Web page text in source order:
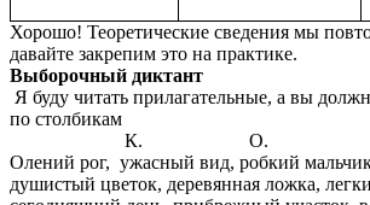
Хорошо! Теоретические сведения мы
давайте закрепим это на практике.
Выборочный диктант
Я буду читать прилагательные, а вы
по столбикам
К. О.
Олений рог, ужасный вид, робкий
душистый цветок, деревянная ложка,